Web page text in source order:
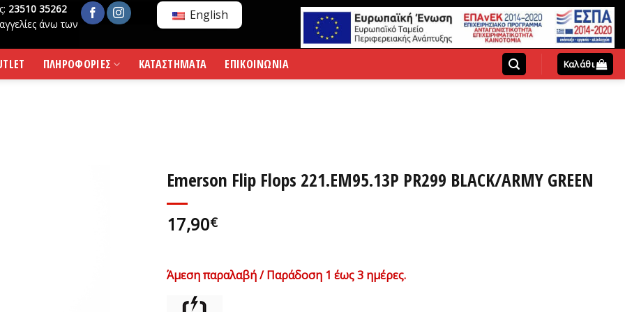
23510 35262
άνω των
English
ΠΛΗΡΟΦΟΡΙΕΣ ΚΑΤΑΣΤΗΜΑΤΑ ΕΠΙΚΟΙΝΩΝΙΑ Καλάθι
Emerson Flip Flops 221.EM95.13P PR299 BLACK/ARMY GREEN
17,90€
Άμεση παραλαβή / Παράδοση 1 έως 3 ημέρες.